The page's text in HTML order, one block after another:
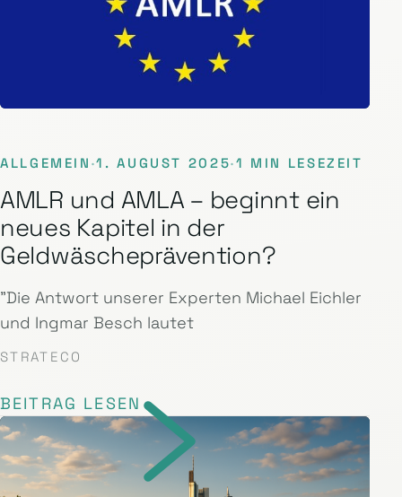
ALLGEMEIN ·1. AUGUST 2025·1 MIN LESEZEIT
AMLR und AMLA – beginnt ein
neues Kapitel in der
Geldwäscheprävention?
"Die Antwort unserer Experten Michael Eichler
und Ingmar Besch lautet
STRATECO
BEITRAG LESEN